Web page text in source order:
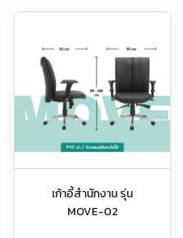
เก้าอี้สำนักงาน รุ่น
MOVE-02